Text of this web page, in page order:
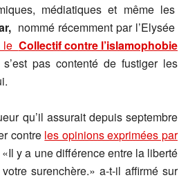
médiatiques et même les
nommé récemment par l’Elysée
le Collectif contre l’islamophobie
pas contenté de fustiger les
qu’il assurait depuis septembre
contre les opinions exprimées par
y a une différence entre la liberté
surenchère.» a-t-il affirmé sur